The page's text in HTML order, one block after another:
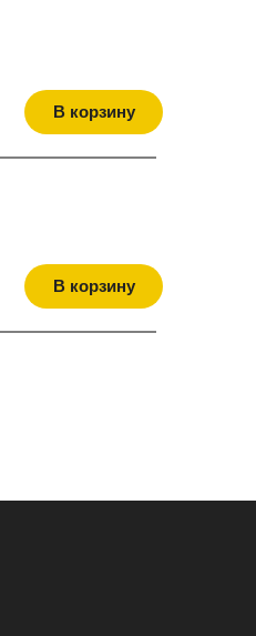
В корзину
В корзину